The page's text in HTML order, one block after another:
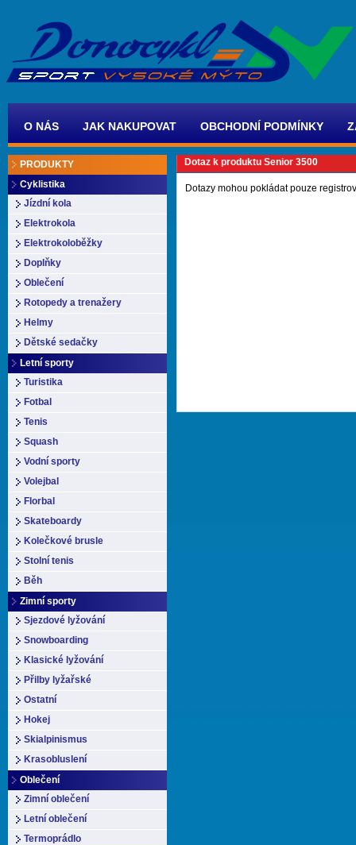
O NÁS JAK NAKUPOVAT OBCHODNÍ PODMÍNKY
PRODUKTY
Cyklistika
Jízdní kola
Elektrokola
Elektrokoloběžky
Doplňky
Oblečení
Rotopedy a trenažery
Helmy
Dětské sedačky
Letní sporty
Turistika
Fotbal
Tenis
Squash
Vodní sporty
Volejbal
Florbal
Skateboardy
Kolečkové brusle
Stolní tenis
Běh
Zimní sporty
Sjezdové lyžování
Snowboarding
Klasické lyžování
Přilby lyžařské
Ostatní
Hokej
Skialpinismus
Krasobluslení
Oblečení
Zimní oblečení
Letní oblečení
Termoprádlo
Dotaz k produktu Senior 3500
Dotazy mohou pokládat pouze